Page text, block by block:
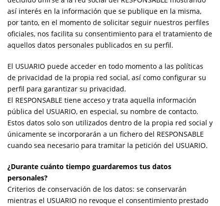
así interés en la información que se publique en la misma,
por tanto, en el momento de solicitar seguir nuestros perfiles
oficiales, nos facilita su consentimiento para el tratamiento de
aquellos datos personales publicados en su perfil.
El USUARIO puede acceder en todo momento a las políticas
de privacidad de la propia red social, así como configurar su
perfil para garantizar su privacidad.
El RESPONSABLE tiene acceso y trata aquella información
pública del USUARIO, en especial, su nombre de contacto.
Estos datos solo son utilizados dentro de la propia red social y
únicamente se incorporarán a un fichero del RESPONSABLE
cuando sea necesario para tramitar la petición del USUARIO.
¿Durante cuánto tiempo guardaremos tus datos
personales?
Criterios de conservación de los datos: se conservarán
mientras el USUARIO no revoque el consentimiento prestado